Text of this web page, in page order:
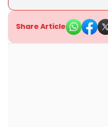
Share Article